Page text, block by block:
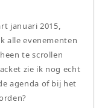
januari 2015,
alle evenementen
te scrollen
zie ik nog echt
agenda of bij het